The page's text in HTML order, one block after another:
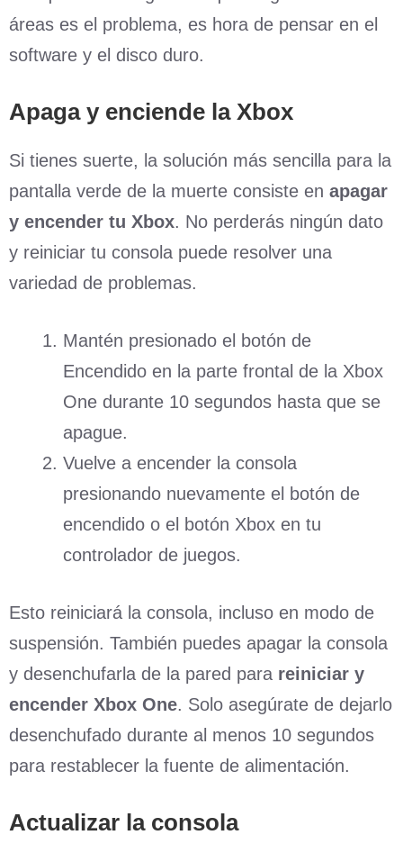
áreas es el problema, es hora de pensar en el
software y el disco duro.
Apaga y enciende la Xbox
Si tienes suerte, la solución más sencilla para la
pantalla verde de la muerte consiste en apagar
y encender tu Xbox. No perderás ningún dato
y reiniciar tu consola puede resolver una
variedad de problemas.
Mantén presionado el botón de
Encendido en la parte frontal de la Xbox
One durante 10 segundos hasta que se
apague.
Vuelve a encender la consola
presionando nuevamente el botón de
encendido o el botón Xbox en tu
controlador de juegos.
Esto reiniciará la consola, incluso en modo de
suspensión. También puedes apagar la consola
y desenchufarla de la pared para reiniciar y
encender Xbox One. Solo asegúrate de dejarlo
desenchufado durante al menos 10 segundos
para restablecer la fuente de alimentación.
Actualizar la consola